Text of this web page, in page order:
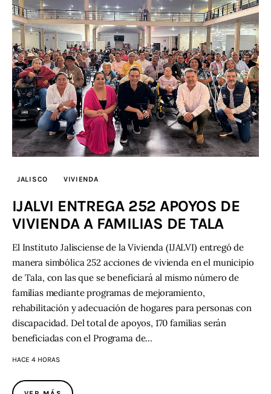
JALISCO VIVIENDA
IJALVI ENTREGA 252 APOYOS DE
VIVIENDA A FAMILIAS DE TALA
El Instituto Jalisciense de la Vivienda (IJALVI) entregó de
manera simbólica 252 acciones de vivienda en el municipio
de Tala, con las que se beneficiará al mismo número de
familias mediante programas de mejoramiento,
rehabilitación y adecuación de hogares para personas con
discapacidad. Del total de apoyos, 170 familias serán
beneficiadas con el Programa de…
HACE 4 HORAS